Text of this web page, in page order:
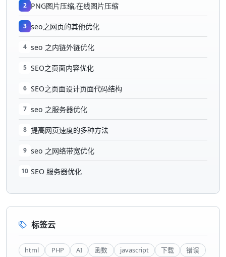
2 PNG图片压缩,在线图片压缩
3 seo之网页的其他优化
4 seo 之内链外链优化
5 SEO之页面内容优化
6 SEO之页面设计页面代码结构
7 seo 之服务器优化
8 提高网页速度的多种方法
9 seo 之网络带宽优化
10 SEO 服务器优化
标签云
html PHP AI 函数 javascript 下载
错误